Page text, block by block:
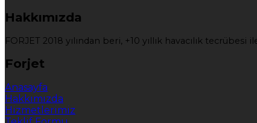
Hakkımızda
FORJET 2018 yılından beri, +10 yıllık havacılık
Forjet
Anasayfa
Hakkımızda
Hizmetlerimiz